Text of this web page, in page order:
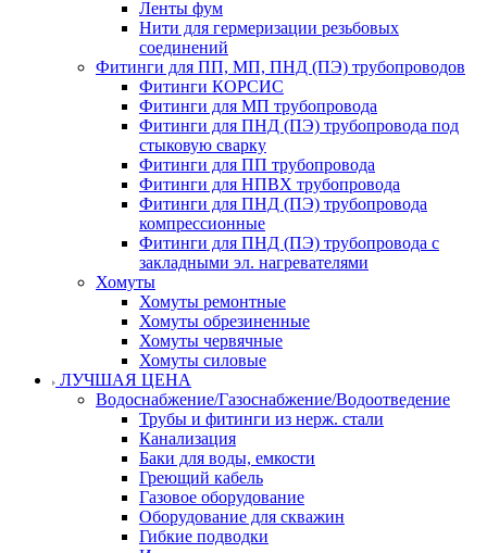
Ленты фум
Нити для гермеризации резьбовых
соединений
Фитинги для ПП, МП, ПНД (ПЭ) трубопроводов
Фитинги КОРСИС
Фитинги для МП трубопровода
Фитинги для ПНД (ПЭ) трубопровода под
стыковую сварку
Фитинги для ПП трубопровода
Фитинги для НПВХ трубопровода
Фитинги для ПНД (ПЭ) трубопровода
компрессионные
Фитинги для ПНД (ПЭ) трубопровода с
закладными эл. нагревателями
Хомуты
Хомуты ремонтные
Хомуты обрезиненные
Хомуты червячные
Хомуты силовые
ЛУЧШАЯ ЦЕНА
Водоснабжение/Газоснабжение/Водоотведение
Трубы и фитинги из нерж. стали
Канализация
Баки для воды, емкости
Греющий кабель
Газовое оборудование
Оборудование для скважин
Гибкие подводки